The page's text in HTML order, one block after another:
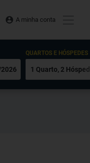
A minha conta
QUARTOS E HÓSPEDES